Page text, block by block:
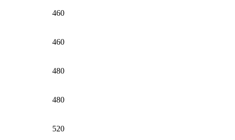
460
460
480
480
520